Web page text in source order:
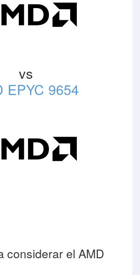
vs
EPYC 9654
considerar el AMD